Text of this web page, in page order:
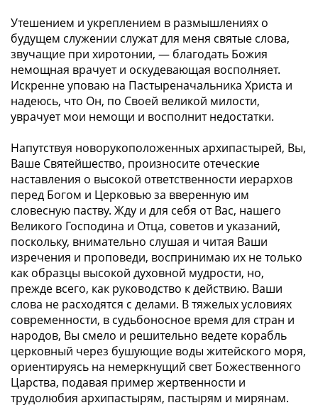
Утешением и укреплением в размышлениях о
будущем служении служат для меня святые слова,
звучащие при хиротонии, — благодать Божия
немощная врачует и оскудевающая восполняет.
Искренне уповаю на Пастыреначальника Христа и
надеюсь, что Он, по Своей великой милости,
уврачует мои немощи и восполнит недостатки.
Напутствуя новорукоположенных архипастырей, Вы,
Ваше Святейшество, произносите отеческие
наставления о высокой ответственности иерархов
перед Богом и Церковью за вверенную им
словесную паству. Жду и для себя от Вас, нашего
Великого Господина и Отца, советов и указаний,
поскольку, внимательно слушая и читая Ваши
изречения и проповеди, воспринимаю их не только
как образцы высокой духовной мудрости, но,
прежде всего, как руководство к действию. Ваши
слова не расходятся с делами. В тяжелых условиях
современности, в судьбоносное время для стран и
народов, Вы смело и решительно ведете корабль
церковный через бушующие воды житейского моря,
ориентируясь на немеркнущий свет Божественного
Царства, подавая пример жертвенности и
трудолюбия архипастырям, пастырям и мирянам.